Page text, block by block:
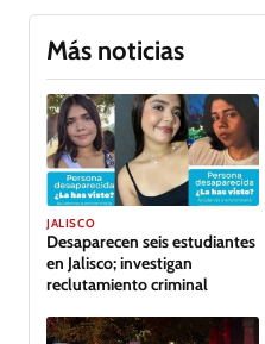
Más noticias
JALISCO
Desaparecen seis estudiantes
en Jalisco; investigan
reclutamiento criminal